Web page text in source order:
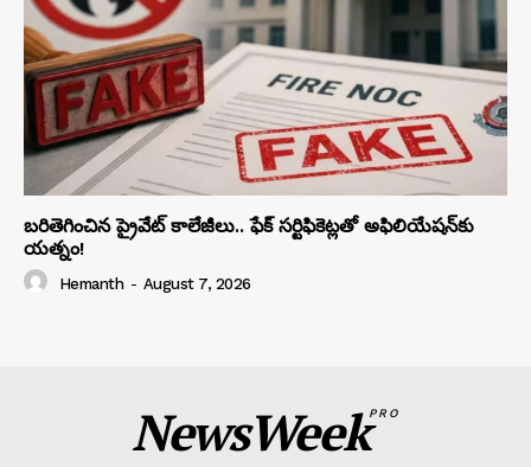
బరితెగించిన ప్రైవేట్ కాలేజీలు.. ఫేక్ సర్టిఫికెట్లతో అఫిలియేషన్‌కు
యత్నం!
Hemanth - August 7, 2026
NewsWeekPRO